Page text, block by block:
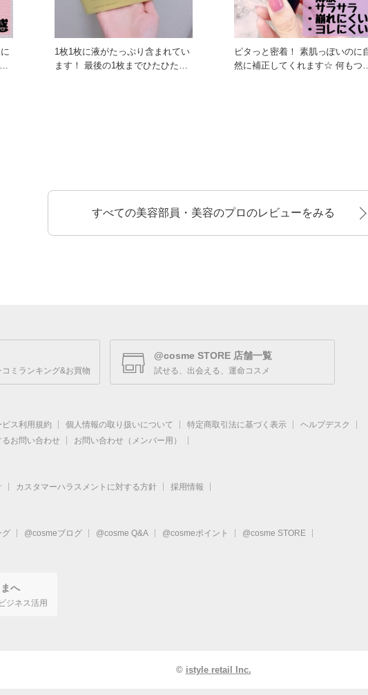
1枚1枚に液がたっぷり含まれてい
ます！ 最後の1枚までひたひたで
ピタっと密着！ 素肌っぽいのに
然に補正してくれます☆ 何もつ
すべての美容部員・美容のプロのレビューをみる
ミランキング&お買物
@cosme STORE 店舗一覧
試せる、出会える、運命コスメ
ス利用規約 個人情報の取り扱いについて 特定商取引法に基づく表示
ヘルプデスク
お問い合わせ お問い合わせ（メンバー用）
カスタマーハラスメントに対する方針 採用情報
グ @cosmeブログ @cosme Q&A @cosmeポイント
@cosme STORE
へ
ジネス活用
© istyle retail Inc.